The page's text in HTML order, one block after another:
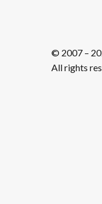
© 2007 –
All rights